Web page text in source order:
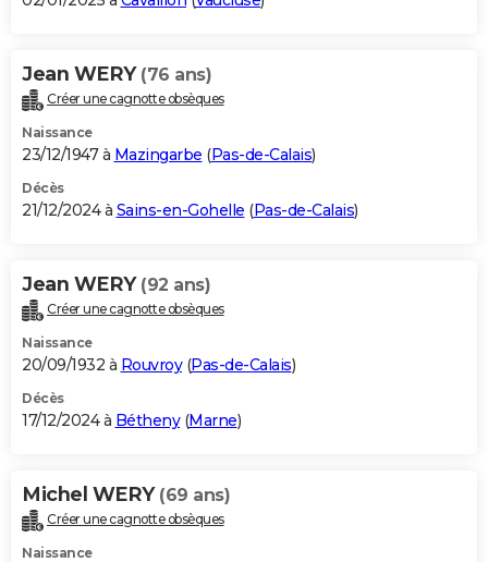
Jean WERY (76 ans)
Créer une cagnotte obsèques
Naissance
23/12/1947 à Mazingarbe (Pas-de-Calais)
Décès
21/12/2024 à Sains-en-Gohelle (Pas-de-Calais)
Jean WERY (92 ans)
Créer une cagnotte obsèques
Naissance
20/09/1932 à Rouvroy(Pas-de-Calais)
Décès
17/12/2024 à Bétheny(Marne)
Michel WERY (69 ans)
Créer une cagnotte obsèques
Naissance